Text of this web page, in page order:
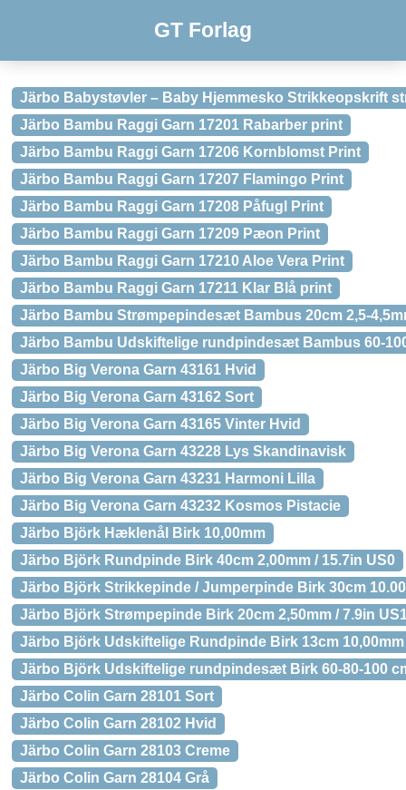
GT Forlag
Järbo Babystøvler – Baby Hjemmesko Strikkeopskrift
Järbo Bambu Raggi Garn 17201 Rabarber print
Järbo Bambu Raggi Garn 17206 Kornblomst Print
Järbo Bambu Raggi Garn 17207 Flamingo Print
Järbo Bambu Raggi Garn 17208 Påfugl Print
Järbo Bambu Raggi Garn 17209 Pæon Print
Järbo Bambu Raggi Garn 17210 Aloe Vera Print
Järbo Bambu Raggi Garn 17211 Klar Blå print
Järbo Bambu Strømpepindesæt Bambus 20cm 2,5-
Järbo Bambu Udskiftelige rundpindesæt Bambus 60-
Järbo Big Verona Garn 43161 Hvid
Järbo Big Verona Garn 43162 Sort
Järbo Big Verona Garn 43165 Vinter Hvid
Järbo Big Verona Garn 43228 Lys Skandinavisk
Järbo Big Verona Garn 43231 Harmoni Lilla
Järbo Big Verona Garn 43232 Kosmos Pistacie
Järbo Björk Hæklenål Birk 10,00mm
Järbo Björk Rundpinde Birk 40cm 2,00mm / 15.7in US0
Järbo Björk Strikkepinde / Jumperpinde Birk 30cm
Järbo Björk Strømpepinde Birk 20cm 2,50mm / 7.9in
Järbo Björk Udskiftelige Rundpinde Birk 13cm 10,00mm
Järbo Björk Udskiftelige rundpindesæt Birk 60-80-100
Järbo Colin Garn 28101 Sort
Järbo Colin Garn 28102 Hvid
Järbo Colin Garn 28103 Creme
Järbo Colin Garn 28104 Grå